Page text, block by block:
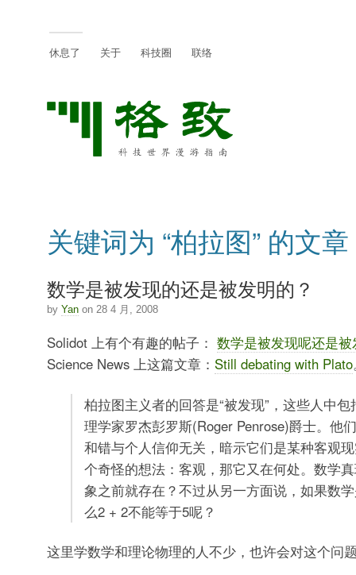
休息了 关于 科技圈 联络
关键词为 “柏拉图” 的文章
数学是被发现的还是被发明的？
by Yanon 28 4 月, 2008
Solidot 上有个有趣的帖子： 数学是被发现呢还是
Science News 上这篇文章： Still debating with Plato
柏拉图主义者的回答是“被发现”，这些人中
理学家罗杰彭罗斯(Roger Penrose)爵士。他
和错与个人信仰无关，暗示它们是某种客观
个奇怪的想法：客观，那它又在何处。数学
象之前就存在？不过从另一方面说，如果数
么2 + 2不能等于5呢？
这里学数学和理论物理的人不少，也许会对这个问